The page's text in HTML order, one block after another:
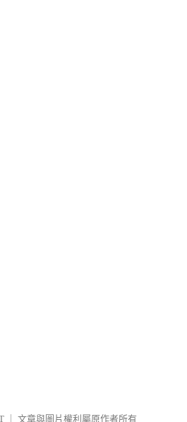
文章與圖片權利屬原作者所有